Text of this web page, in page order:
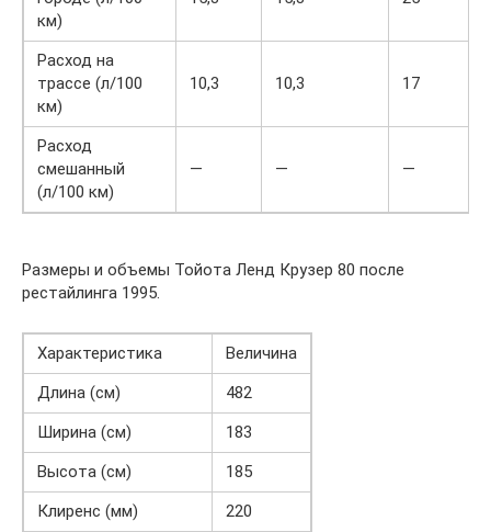
км)
Расход на
трассе (л/100
км)
10,3 10,3 17
Расход
смешанный
(л/100 км)
— — —
Размеры и объемы Тойота Ленд Крузер 80 после
рестайлинга 1995.
Характеристика
Величина
Длина (см)
482
Ширина (см)
183
Высота (см)
185
Клиренс (мм)
220